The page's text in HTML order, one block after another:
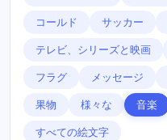
コールド サッカー
テレビ、シリーズと映画
フラグ メッセージ
果物 様々な 音楽
すべての絵文字